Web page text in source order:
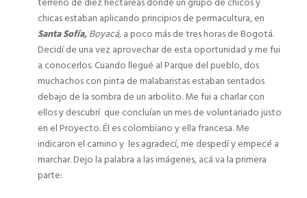
chicas estaban aplicando principios de permacultura, en
Santa Sofía,Boyacá,a poco más de tres horas de Bogotá.
Decidí de una vez aprovechar de esta oportunidad y me fui
a conocerlos. Cuando llegué al Parque del pueblo, dos
muchachos con pinta de malabaristas estaban sentados
debajo de la sombra de un arbolito. Me fui a charlar con
ellos y descubrí que concluían un mes de voluntariado justo
en el Proyecto. Él es colombiano y ella francesa. Me
indicaron el camino y les agradecí, me despedí y empecé a
marchar. Dejo la palabra a las imágenes, acá va la primera
parte: